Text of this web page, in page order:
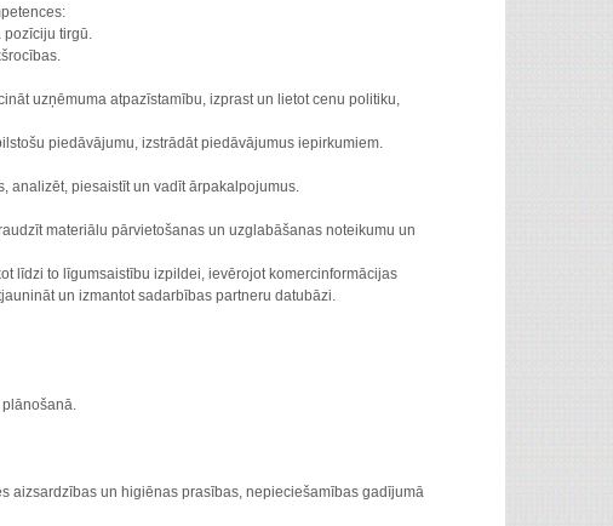
pozīciju tirgū.
uzņēmuma atpazīstamību, izprast un lietot cenu politiku,
piedāvājumu, izstrādāt piedāvājumus iepirkumiem.
analizēt, piesaistīt un vadīt ārpakalpojumus.
materiālu pārvietošanas un uzglabāšanas noteikumu un
līdzi to līgumsaistību izpildei, ievērojot komercinformācijas
un izmantot sadarbības partneru datubāzi.
aizsardzības un higiēnas prasības, nepieciešamības gadījumā